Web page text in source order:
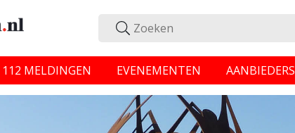
112 MELDINGEN EVENEMENTEN AANBIEDERS